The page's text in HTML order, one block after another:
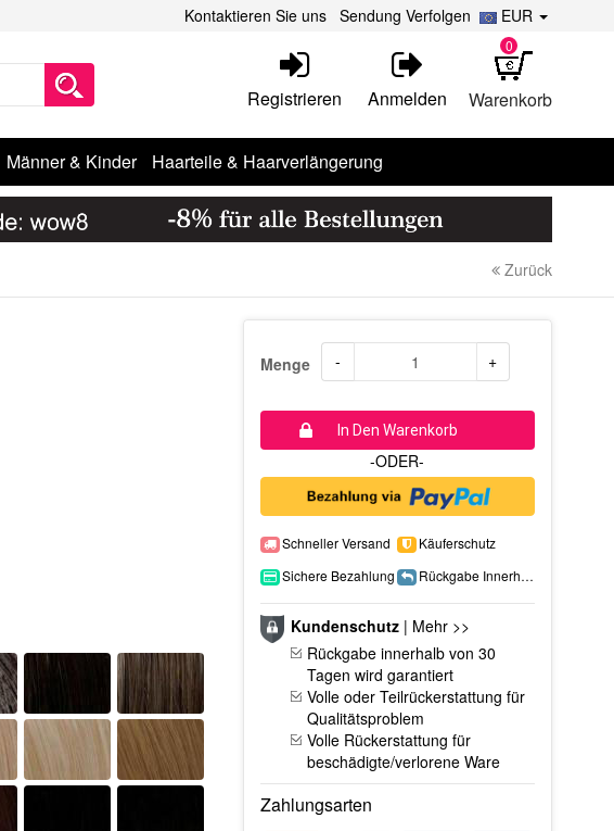
EUR
Kontaktieren Sie uns Sendung Verfolgen
Warenkorb
0
Registrieren Anmelden
Männer & Kinder Haarteile & Haarverlängerung
Zurück
Menge - +
In Den Warenkorb
-ODER-
Schneller Versand
Käuferschutz
Sichere Bezahlung
Rückgabe Innerhalb 15 Tage
Kundenschutz| Mehr >>
Rückgabe innerhalb von 30
Tagen wird garantiert
Volle oder Teilrückerstattung für
Qualitätsproblem
Volle Rückerstattung für
beschädigte/verlorene Ware
Zahlungsarten